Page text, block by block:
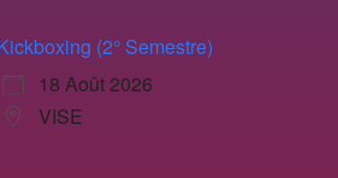
(2° Semestre)
18 Août 2026
VISE